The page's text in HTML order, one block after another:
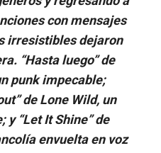
con mensajes
irresistibles dejaron
“Hasta luego” de
punk impecable;
de Lone Wild, un
“Let It Shine” de
envuelta en voz